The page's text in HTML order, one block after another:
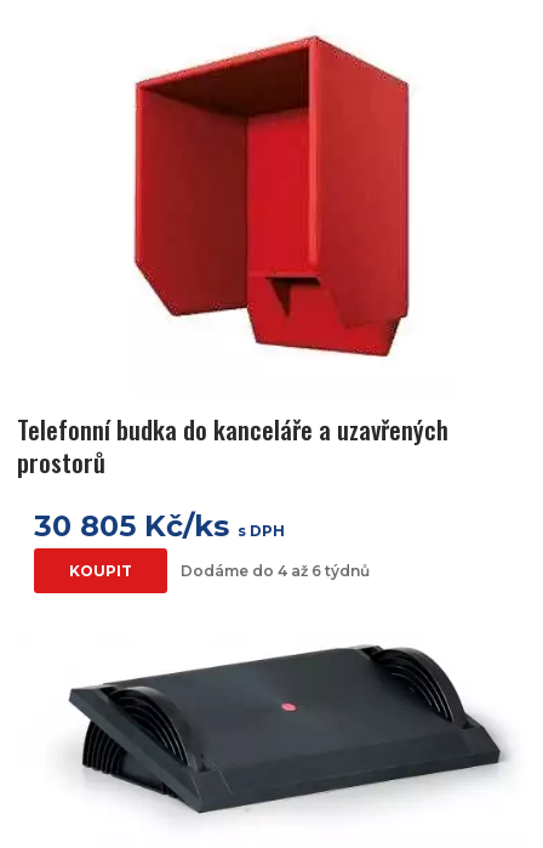
Telefonní budka do kanceláře a uzavřených
prostorů
30 805 Kč/ks s DPH
KOUPIT Dodáme do 4 až 6 týdnů